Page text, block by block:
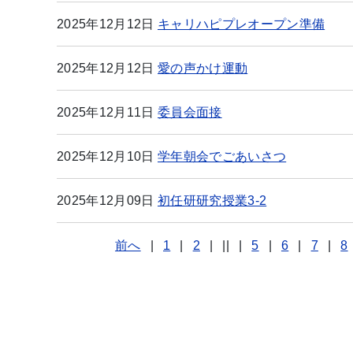
2025年12月12日 キャリハピプレオープン準備
2025年12月12日 愛の声かけ運動
2025年12月11日 委員会面接
2025年12月10日 学年朝会でごあいさつ
2025年12月09日 初任研研究授業3-2
前へ 1 2 5 6 7 8